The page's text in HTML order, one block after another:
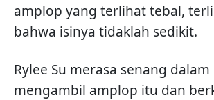
amplop yang terlihat tebal,
bahwa isinya tidaklah sedikit.
Rylee Su merasa senang
mengambil amplop itu dan